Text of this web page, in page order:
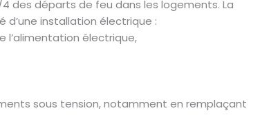
des départs de feu dans les logements. La
d’une installation électrique :
l’alimentation électrique,
sous tension, notamment en remplaçant